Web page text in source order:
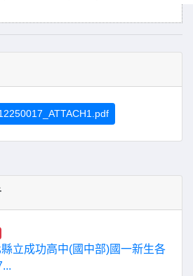
立成功高中(國中部)國一新生各